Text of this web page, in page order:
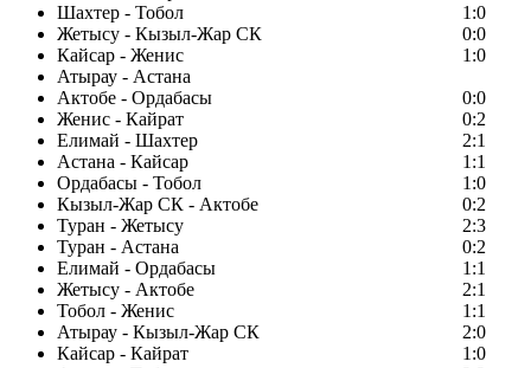
Шахтер - Тобол
1:0
Жетысу - Кызыл-Жар СК
0:0
Кайсар - Женис
1:0
Атырау - Астана
Актобе - Ордабасы
0:0
Женис - Кайрат
0:2
Елимай - Шахтер
2:1
Астана - Кайсар
1:1
Ордабасы - Тобол
1:0
Кызыл-Жар СК - Актобе
0:2
Туран - Жетысу
2:3
Туран - Астана
0:2
Елимай - Ордабасы
1:1
Жетысу - Актобе
2:1
Тобол - Женис
1:1
Атырау - Кызыл-Жар СК
2:0
Кайсар - Кайрат
1:0